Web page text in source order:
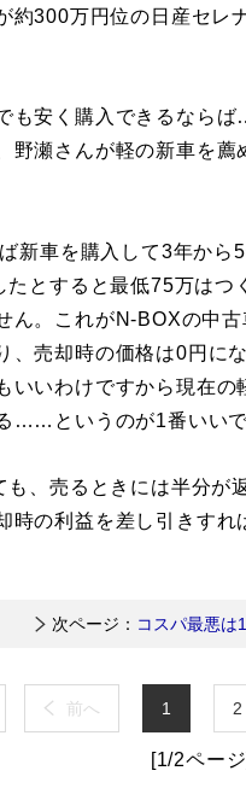
約300万円位の日産セ
も安く購入できるなら
野瀬さんが軽の新車を薦
新車を購入して3年か
とすると最低75万はつ
ん。これがN-BOXの中
、売却時の価格は0円に
いいわけですから現在
……というのが1番いいで
、売るときには半分が
時の利益を差し引きす
次ページ： コスパ最悪は
前へ 1 2
[1/2ペー